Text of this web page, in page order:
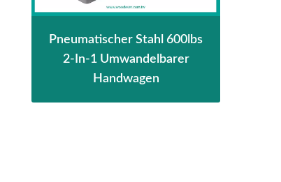
Pneumatischer Stahl 600lbs
2-In-1 Umwandelbarer
Handwagen